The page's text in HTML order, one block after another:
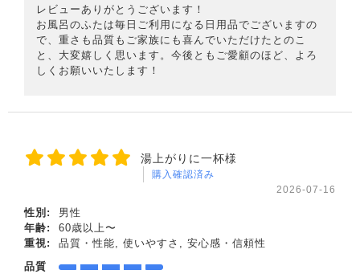
レビューありがとうございます！
お風呂のふたは毎日ご利用になる日用品でございますの
で、重さも品質もご家族にも喜んでいただけたとのこ
と、大変嬉しく思います。今後ともご愛顧のほど、よろ
しくお願いいたします！
湯上がりに一杯様
購入確認済み
2026-07-16
性別:
男性
年齢:
60歳以上〜
重視:
品質・性能, 使いやすさ, 安心感・信頼性
品質